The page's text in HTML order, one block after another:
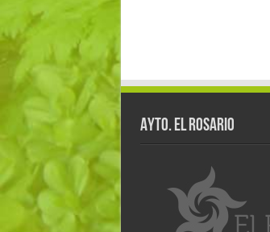
AYTO. EL ROSARIO